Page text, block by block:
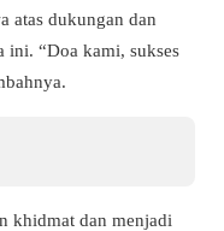
atas dukungan dan
ini. “Doa kami, sukses
khidmat dan menjadi